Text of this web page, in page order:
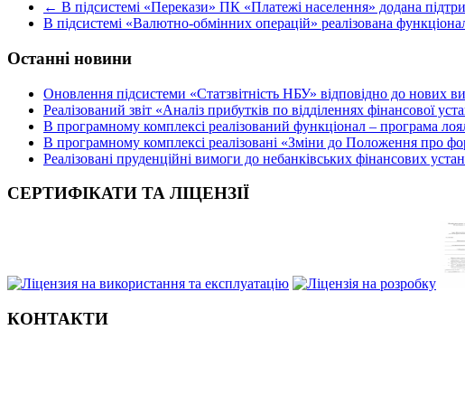
← В підсистемі «Перекази» ПК «Платежі населення» додана
В підсистемі «Валютно-обмінних операцій» реалізована
Останні новини
Оновлення підсистеми «Статзвітність НБУ» відповідно до нових
Реалізований звіт «Аналіз прибутків по відділеннях фінансової
В програмному комплексі реалізований функціонал – програма
В програмному комплексі реалізовані «Зміни до Положення про
Реалізовані пруденційні вимоги до небанківських фінансових
СЕРТИФІКАТИ ТА ЛІЦЕНЗІЇ
КОНТАКТИ